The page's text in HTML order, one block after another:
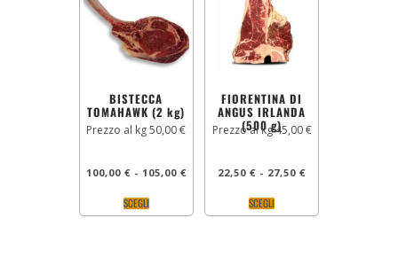
BISTECCA
TOMAHAWK (2 kg)
Prezzo al kg 50,00 €
100,00 € - 105,00 €
SCEGLI
FIORENTINA DI
ANGUS IRLANDA
(500 g)
Prezzo al kg 45,00 €
22,50€ - 27,50€
SCEGLI